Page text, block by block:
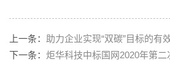
上一条：
助力企业实现“双碳”目标的有
下一条： 炬华科技中标国网2020年第二次